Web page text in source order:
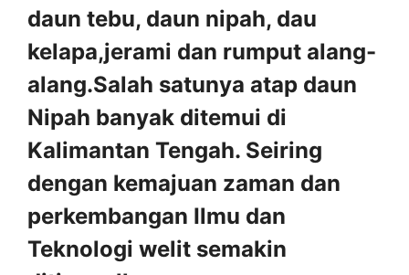
daun tebu, daun nipah, dau
kelapa,jerami dan rumput alang-
alang.Salah satunya atap daun
Nipah banyak ditemui di
Kalimantan Tengah. Seiring
dengan kemajuan zaman dan
perkembangan Ilmu dan
Teknologi welit semakin